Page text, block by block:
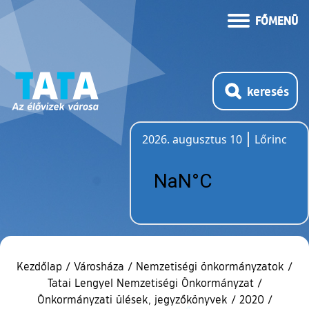
FŐMENÜ
keresés
2026. augusztus 10
Lőrinc
Kezdőlap / Városháza / Nemzetiségi önkormányzatok /
Tatai Lengyel Nemzetiségi Önkormányzat /
Önkormányzati ülések, jegyzőkönyvek / 2020 /